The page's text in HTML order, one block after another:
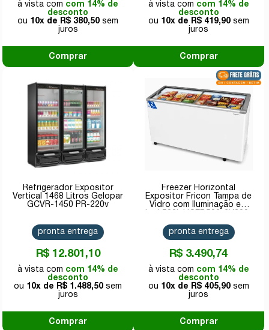
com 14% de
desconto
10x de
R$ 380,50
Comprar
com 14% de
desconto
10x de
R$ 419,90
Comprar
Refrigerador Expositor
Vertical 1468 Litros Gelopar
GCVR-1450 PR-220v
R$ 12.801,10
com 14% de
desconto
10x de
R$ 1.488,50
pronta entrega
Comprar
Freezer Horizontal
Expositor Fricon Tampa de
Vidro com Iluminação em
R$ 3.490,74
com 14% de
desconto
10x de
R$ 405,90
pronta entrega
Comprar